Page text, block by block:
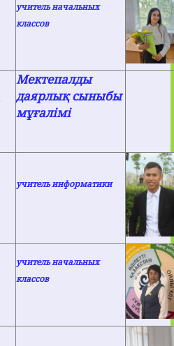
учитель начальных
классов
Мектепалды
даярлық сыныбы
мұғалімі
учитель информатики
учитель начальных
классов